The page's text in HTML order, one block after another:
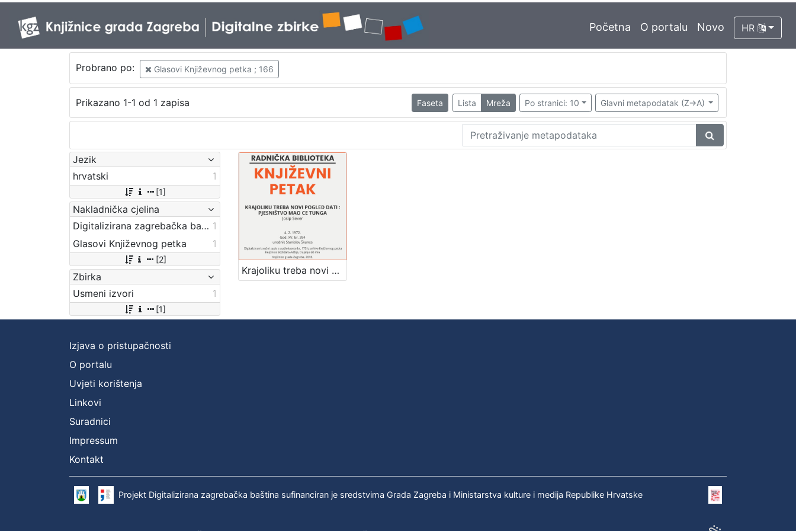
Početna O portalu Novo HR
Probrano po: Glasovi Književnog petka ; 166
Prikazano 1-1 od 1 zapisa Faseta Lista Mreža Po stranici: 10 Glavni metapodatak (Z->A)
Jezik
hrvatski
1
[1]
Nakladnička cjelina
Digitalizirana zagrebačka baština 1
Glasovi Književnog petka
1
[2]
Zbirka
Usmeni izvori
1
[1]
Krajoliku treba novi pogled dati : pjesništvo Mao Ce Tunga : Književni petak, dvorana u Novinarskom domu, 4. 2. 1972., br. 394 / Josip Sever ; urednik Stanislav Škunca
Izjava o pristupačnosti
O portalu
Uvjeti korištenja
Linkovi
Suradnici
Impressum
Kontakt
Projekt Digitalizirana zagrebačka baština sufinanciran je sredstvima Grada Zagreba i Ministarstva kulture i medija Republike Hrvatske